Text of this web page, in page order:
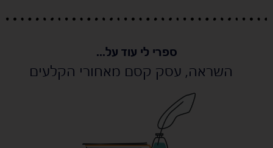
ספרי לי עוד על...
השראה, עסק קסם מאחורי הקלעים